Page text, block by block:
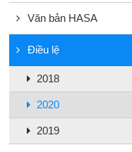
Văn bản HASA
Điều lệ
2018
2020
2019